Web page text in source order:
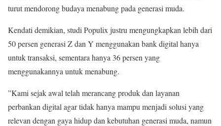
turut mendorong budaya menabung pada generasi muda.
Kendati demikian, studi Populix justru mengungkapkan lebih dari
50 persen generasi Z dan Y menggunakan bank digital hanya
untuk transaksi, sementara hanya 36 persen yang
menggunakannya untuk menabung.
”Kami sejak awal telah merancang produk dan layanan
perbankan digital agar tidak hanya mampu menjadi solusi yang
relevan dengan gaya hidup dan kebutuhan generasi muda, namun